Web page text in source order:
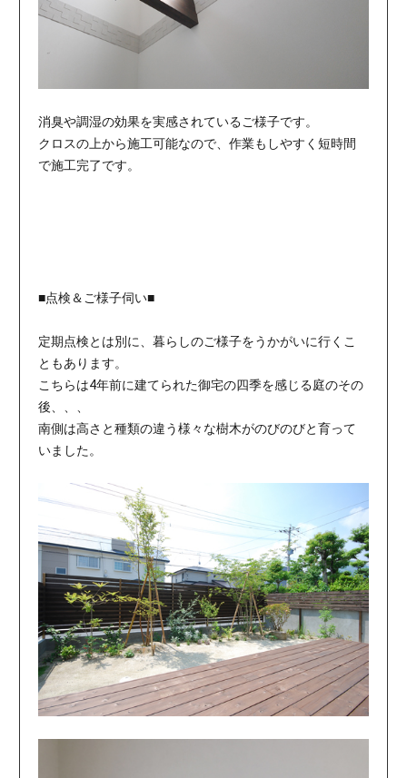
消臭や調湿の効果を実感されているご様子です。
クロスの上から施工可能なので、作業もしやすく短時間
で施工完了です。
■点検＆ご様子伺い■
定期点検とは別に、暮らしのご様子をうかがいに行くこ
ともあります。
こちらは4年前に建てられた御宅の四季を感じる庭のその
後、、、
南側は高さと種類の違う様々な樹木がのびのびと育って
いました。